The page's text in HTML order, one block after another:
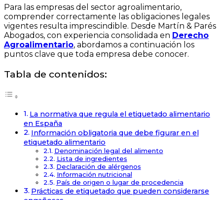
Para las empresas del sector agroalimentario,
comprender correctamente las obligaciones legales
vigentes resulta imprescindible. Desde Martín & Parés
Abogados, con experiencia consolidada en Derecho
Agroalimentario, abordamos a continuación los
puntos clave que toda empresa debe conocer.
Tabla de contenidos:
La normativa que regula el etiquetado alimentario
en España
Información obligatoria que debe figurar en el
etiquetado alimentario
Denominación legal del alimento
Lista de ingredientes
Declaración de alérgenos
Información nutricional
País de origen o lugar de procedencia
Prácticas de etiquetado que pueden considerarse